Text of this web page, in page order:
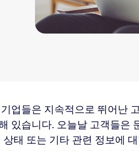
업들은 지속적으로 뛰어난
있습니다. 오늘날 고객들은
상태 또는 기타 관련 정보에